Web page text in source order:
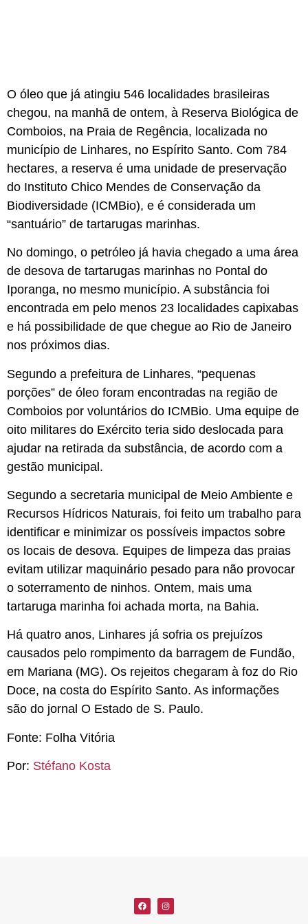
O óleo que já atingiu 546 localidades brasileiras
chegou, na manhã de ontem, à Reserva Biológica de
Comboios, na Praia de Regência, localizada no
município de Linhares, no Espírito Santo. Com 784
hectares, a reserva é uma unidade de preservação
do Instituto Chico Mendes de Conservação da
Biodiversidade (ICMBio), e é considerada um
“santuário” de tartarugas marinhas.
No domingo, o petróleo já havia chegado a uma área
de desova de tartarugas marinhas no Pontal do
Iporanga, no mesmo município. A substância foi
encontrada em pelo menos 23 localidades capixabas
e há possibilidade de que chegue ao Rio de Janeiro
nos próximos dias.
Segundo a prefeitura de Linhares, “pequenas
porções” de óleo foram encontradas na região de
Comboios por voluntários do ICMBio. Uma equipe de
oito militares do Exército teria sido deslocada para
ajudar na retirada da substância, de acordo com a
gestão municipal.
Segundo a secretaria municipal de Meio Ambiente e
Recursos Hídricos Naturais, foi feito um trabalho para
identificar e minimizar os possíveis impactos sobre
os locais de desova. Equipes de limpeza das praias
evitam utilizar maquinário pesado para não provocar
o soterramento de ninhos. Ontem, mais uma
tartaruga marinha foi achada morta, na Bahia.
Há quatro anos, Linhares já sofria os prejuízos
causados pelo rompimento da barragem de Fundão,
em Mariana (MG). Os rejeitos chegaram à foz do Rio
Doce, na costa do Espírito Santo. As informações
são do jornal O Estado de S. Paulo.
Fonte: Folha Vitória
Por: Stéfano Kosta